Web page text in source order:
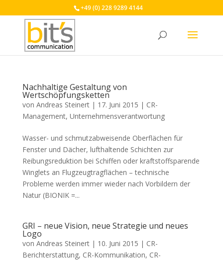
+49 (0) 228 9289 4144
Nachhaltige Gestaltung von
Wertschöpfungsketten
von Andreas Steinert| 17. Juni 2015 | CR-
Management, Unternehmensverantwortung
Wasser- und schmutzabweisende Oberflächen für
Fenster und Dächer, lufthaltende Schichten zur
Reibungsreduktion bei Schiffen oder kraftstoffsparende
Winglets an Flugzeugtragflächen – technische
Probleme werden immer wieder nach Vorbildern der
Natur (BIONIK =...
GRI – neue Vision, neue Strategie und neues
Logo
von Andreas Steinert| 10. Juni 2015 | CR-
Berichterstattung, CR-Kommunikation, CR-